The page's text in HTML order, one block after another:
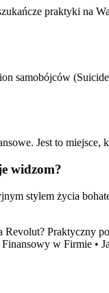
praktyki na
samobójców
Jest to
widzom?
stylem życia
Revolut? Praktyczny
w Firmie •